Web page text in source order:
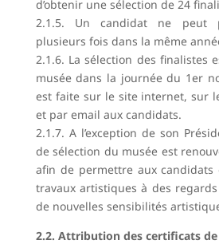
d’obtenir une sélection de 24
2.1.5. Un candidat ne peut
plusieurs fois dans la même
2.1.6. La sélection des finalistes
musée dans la journée du 1er
est faite sur le site internet, sur
et par email aux candidats.
2.1.7. A l’exception de son
de sélection du musée est
afin de permettre aux candidats
travaux artistiques à des
de nouvelles sensibilités
2.2. Attribution des certificats